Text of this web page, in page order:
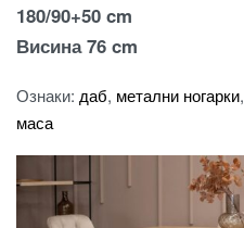
180/90+50 cm
Висина 76 cm
Ознаки: даб, метални ногарки,
маса